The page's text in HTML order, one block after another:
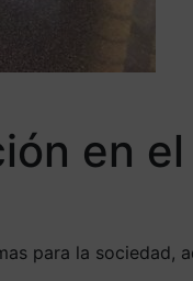
en
para la sociedad,